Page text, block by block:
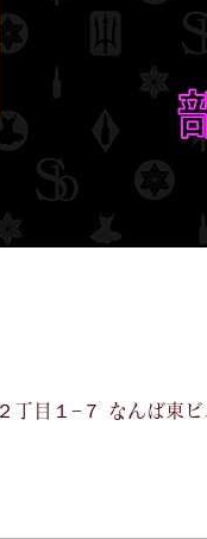
丁目１−７ なんば東ビ